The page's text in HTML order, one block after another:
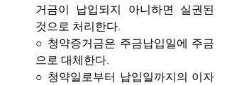
거금이 납입되지 아니하면 실권된
것으로 처리한다.
○ 청약증거금은 주금납입일에 주금
으로 대체한다.
○ 청약일로부터 납입일까지의 이자